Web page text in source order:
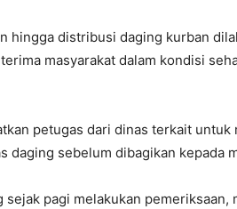
hingga distribusi daging kurban
masyarakat dalam kondisi
petugas dari dinas terkait untuk
daging sebelum dibagikan kepada
sejak pagi melakukan pemeriksaan,